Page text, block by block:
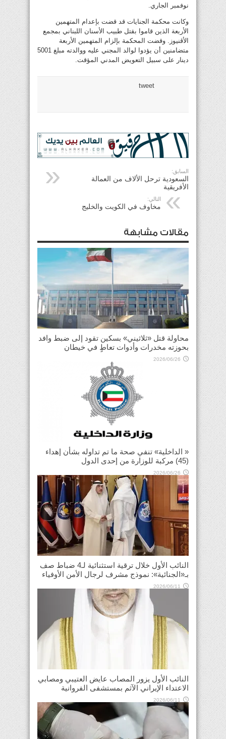
نوفمبر الجاري.
وكانت محكمة الجنايات قد قضت بإعدام المتهمين
الأربعة الذين قاموا بقتل طبيب الأسنان اللبناني بمجمع
الأڤنيوز. وقضت المحكمة بإلزام المتهمين الأربعة
متضامنين أن يؤدوا لوالد المجني عليه ووالدته مبلغ 5001
دينار على سبيل التعويض المدني المؤقت.
tweet
السابق:
السعودية ترحل الألاف من العمالة
الأفريقية
التالي:
مخاوف في الكويت والخليج
مقالات مشابهة
محاولة قتل «ثلاثيني» بسكين تقود إلى ضبط وافد
بحوزته مخدرات وأدوات تعاطٍ في خيطان
2026/06/26
« الداخلية» تنفي صحة ما تم تداوله بشأن إهداء
(45) مركبة للوزارة من إحدى الدول
2026/06/26
النائب الأول خلال ترقية استثنائية لـ4 ضباط صف
بـ«الجنائية»: نموذج مشرف لرجال الأمن الأوفياء
2026/06/11
النائب الأول يزور المصاب عايض العتيبي ومصابي
الاعتداء الإيراني الآثم بمستشفى الفروانية
2026/06/11